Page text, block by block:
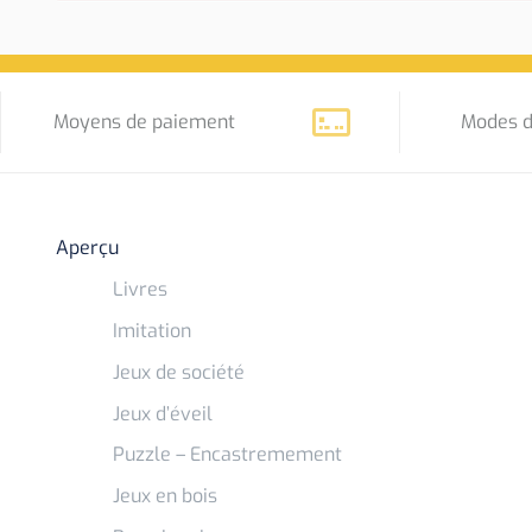
Moyens de paiement Modes
Aperçu
Livres
Imitation
Jeux de société
Jeux d’éveil
Puzzle – Encastremement
Jeux en bois